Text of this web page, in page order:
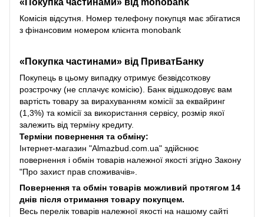
Комісія відсутня. Номер телефону покупця має збігатися
з фінансовим номером клієнта monobank
«Покупка частинами» від ПриватБанку
Покупець в цьому випадку отримує безвідсоткову
розстрочку (не сплачує комісію). Банк відшкодовує вам
вартість товару за вирахуванням комісії за еквайринг
(1,3%) та комісії за використання сервісу, розмір якої
залежить від терміну кредиту.
Терміни повернення та обміну:
Інтернет-магазин "Almazbud.com.ua" здійснює
повернення і обмін товарів належної якості згідно Закону
"Про захист прав споживачів».
Повернення та обмін товарів можливий протягом 14
днів після отримання товару покупцем.
Весь перелік товарів належної якості на нашому сайті